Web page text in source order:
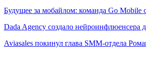
Будущее за мобайлом: команда Go
Dada Agency создало нейроинфлюенсера
Aviasales покинул глава SMM-отдела